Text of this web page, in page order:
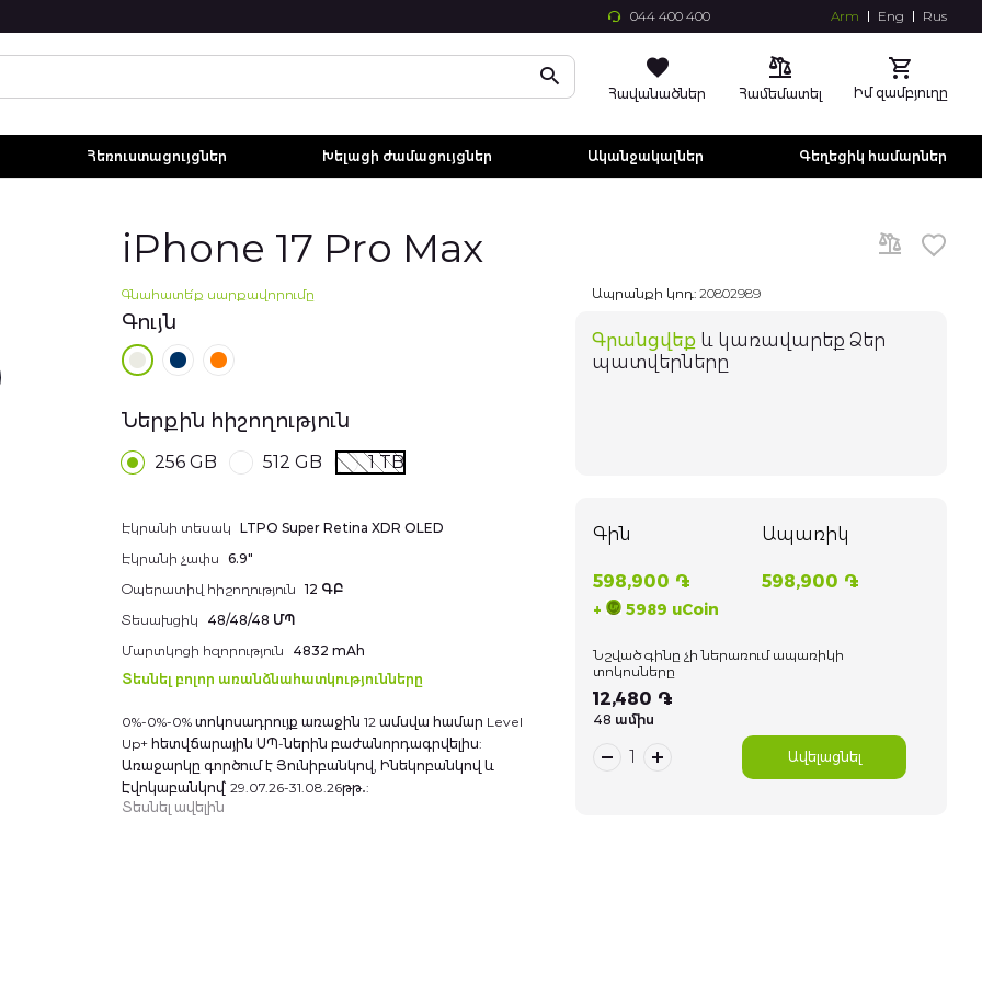
044 400 400
Skip
to
Arm Eng Rus
Իմ զամբյուղը
Համեմատել
Հավանածներ
Հեռուստացույցներ Խելացի ժամացույցներ Ականջակալներ Գեղեցիկ համարներ
iPhone 17 Pro Max
Ապրանքի կոդ:20802989
Գրանցվեք և կառավարեք Ձեր
պատվերները
Գին
598,900 ֏
+ 5989 uCoin
Ապառիկ
598,900 ֏
Նշված գինը չի ներառում ապառիկի
տոկոսները
12,480 ֏
48 ամիս
Ավելացնել
Գնահատե՛ք սարքավորումը
Գույն
Ներքին հիշողություն
256 GB 512 GB 1 TB
Additional
information
Էկրանի տեսակ LTPO Super Retina XDR OLED
Էկրանի չափս 6.9"
Օպերատիվ հիշողություն 12 ԳԲ
Տեսախցիկ
48/48/48 ՄՊ
Մարտկոցի հզորություն
4832 mAh
Տեսնել բոլոր առանձնահատկությունները
0%-0%-0% տոկոսադրույք առաջին 12 ամսվա համար Level
Up+ հետվճարային ՍՊ-ներին բաժանորդագրվելիս:
Առաջարկը գործում է Յունիբանկով, Ինեկոբանկով և
Էվոկաբանկով՝ 29.07.26-31.08.26թթ․:
Տեսնել ավելին